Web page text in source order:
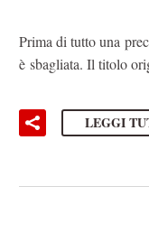
Prima di tutto una
è sbagliata. Il titolo
LEGGI